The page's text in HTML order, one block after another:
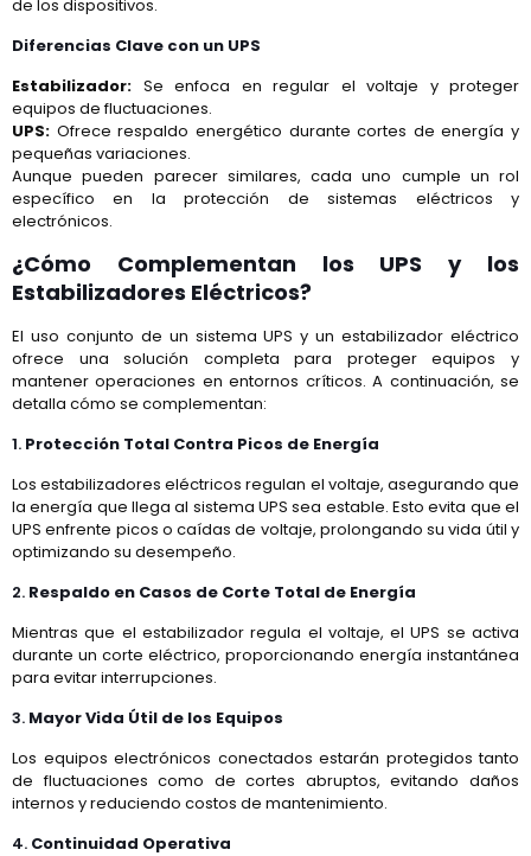
de los dispositivos.
Diferencias Clave con un UPS
Estabilizador: Se enfoca en regular el voltaje y proteger
equipos de fluctuaciones.
UPS: Ofrece respaldo energético durante cortes de energía y
pequeñas variaciones.
Aunque pueden parecer similares, cada uno cumple un rol
específico en la protección de sistemas eléctricos y
electrónicos.
¿Cómo Complementan los UPS y los
Estabilizadores Eléctricos?
El uso conjunto de un sistema UPS y un estabilizador eléctrico
ofrece una solución completa para proteger equipos y
mantener operaciones en entornos críticos. A continuación, se
detalla cómo se complementan:
1. Protección Total Contra Picos de Energía
Los estabilizadores eléctricos regulan el voltaje, asegurando que
la energía que llega al sistema UPS sea estable. Esto evita que el
UPS enfrente picos o caídas de voltaje, prolongando su vida útil y
optimizando su desempeño.
2. Respaldo en Casos de Corte Total de Energía
Mientras que el estabilizador regula el voltaje, el UPS se activa
durante un corte eléctrico, proporcionando energía instantánea
para evitar interrupciones.
3. Mayor Vida Útil de los Equipos
Los equipos electrónicos conectados estarán protegidos tanto
de fluctuaciones como de cortes abruptos, evitando daños
internos y reduciendo costos de mantenimiento.
4. Continuidad Operativa